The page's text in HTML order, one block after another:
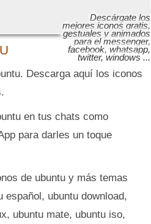
Descárgate los
mejores iconos gratis,
gestuales y animados
para el messenger,
facebook, whatsapp,
twitter, windows ...
Descarga aquí los iconos
en tus chats como
para darles un toque
de ubuntu y más temas
español, ubuntu download,
ubuntu mate, ubuntu iso,